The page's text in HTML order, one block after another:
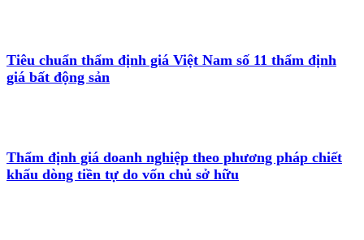
Tiêu chuẩn thẩm định giá Việt Nam số 11 thẩm định
giá bất động sản
Thẩm định giá doanh nghiệp theo phương pháp chiết
khấu dòng tiền tự do vốn chủ sở hữu